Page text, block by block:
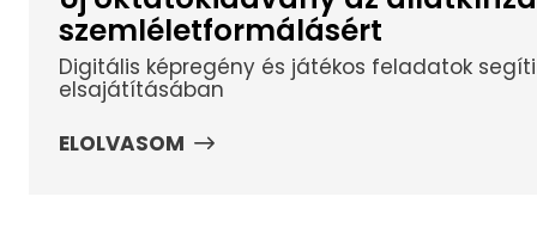
szemléletformálásért
Digitális képregény és játékos feladatok
elsajátításában
ELOLVASOM